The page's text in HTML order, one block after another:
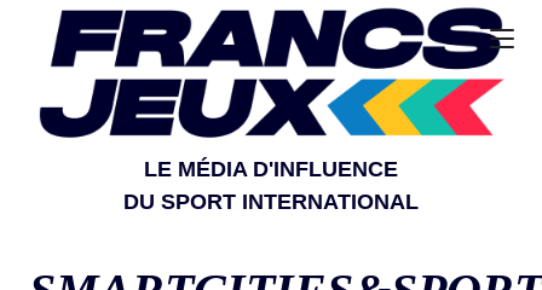
LE MÉDIA D'INFLUENCE
DU SPORT INTERNATIONAL